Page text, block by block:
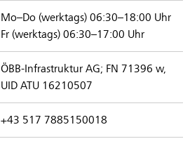
Mo–Do (werktags) 06:30–18:00 Uhr
Fr (werktags) 06:30–17:00 Uhr
ÖBB-Infrastruktur AG; FN 71396 w,
UID ATU 16210507
+43 517 7885150018